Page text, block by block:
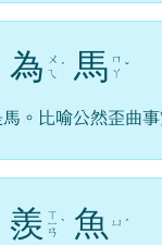
為 ㄨ
ㄟ
ˊ 馬 ㄇ
ㄚ ˇ
。比喻公然歪曲事
羨 ㄒ
ㄧ
ㄢ
ˋ 魚 ㄩ ˊ